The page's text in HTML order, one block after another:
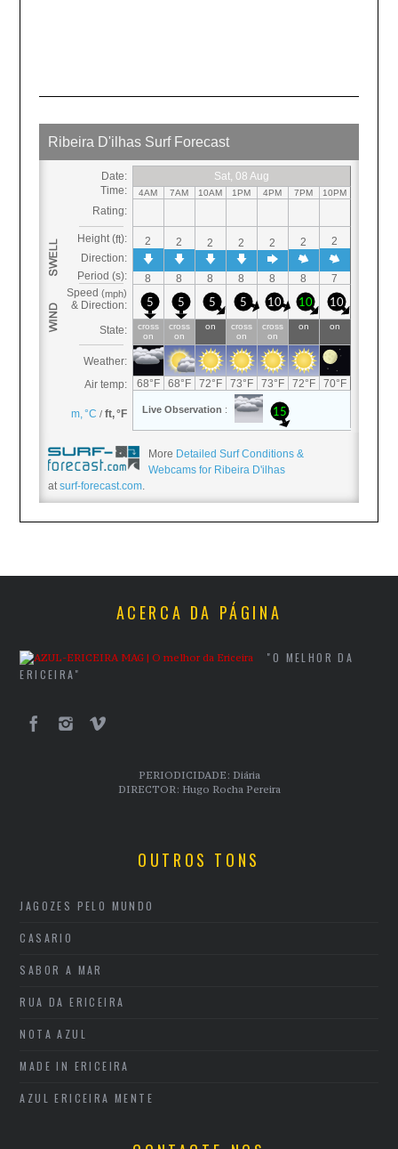
More Detailed Surf Conditions &
Webcams for Ribeira D'ilhas
atsurf-forecast.com.
ACERCA DA PÁGINA
"O MELHOR DA
ERICEIRA"
PERIODICIDADE: Diária
DIRECTOR: Hugo Rocha Pereira
OUTROS TONS
JAGOZES PELO MUNDO
CASARIO
SABOR A MAR
RUA DA ERICEIRA
NOTA AZUL
MADE IN ERICEIRA
AZUL ERICEIRA MENTE